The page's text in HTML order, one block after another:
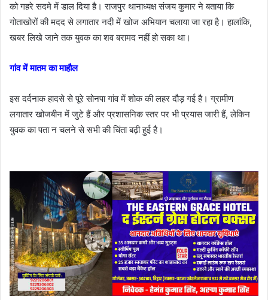
को गहरे सदमे में डाल दिया है। राजपुर थानाध्यक्ष संजय कुमार ने बताया कि
गोताखोरों की मदद से लगातार नदी में खोज अभियान चलाया जा रहा है। हालांकि,
खबर लिखे जाने तक युवक का शव बरामद नहीं हो सका था।
गांव में मातम का माहौल
इस दर्दनाक हादसे से पूरे सोनपा गांव में शोक की लहर दौड़ गई है। ग्रामीण
लगातार खोजबीन में जुटे हैं और प्रशासनिक स्तर पर भी प्रयास जारी हैं, लेकिन
युवक का पता न चलने से सभी की चिंता बढ़ी हुई है।